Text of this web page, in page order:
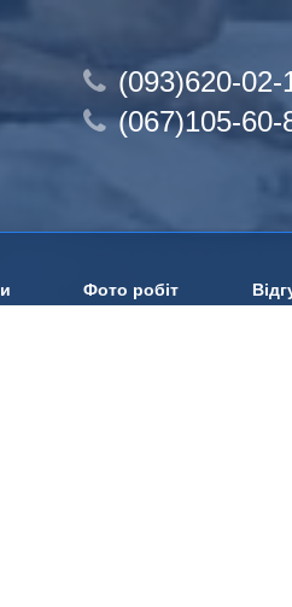
(093)620-02-
(067)105-60-
Фото робіт